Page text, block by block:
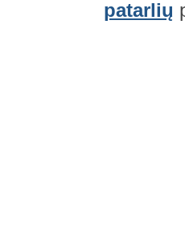
patarlių